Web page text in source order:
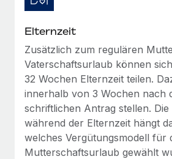
Elternzeit
Zusätzlich zum regulären
Vaterschaftsurlaub können
32 Wochen Elternzeit teilen.
innerhalb von 3 Wochen nach
schriftlichen Antrag stellen. Die
während der Elternzeit hängt
welches Vergütungsmodell für
Mutterschaftsurlaub gewählt